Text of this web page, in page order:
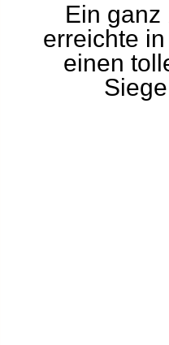
Ein
erreichte
einen